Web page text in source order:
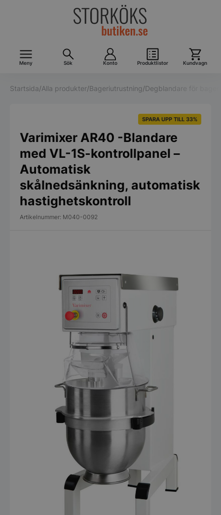
Meny Sök Konto Produktlistor Kundvagn
Startsida/Alla produkter/Bageriutrustning/Degblandare för bageri
SPARA UPP TILL 33%
Varimixer AR40 -Blandare
med VL-1S-kontrollpanel –
Automatisk
skålnedsänkning, automatisk
hastighetskontroll
Artikelnummer: M040-0092